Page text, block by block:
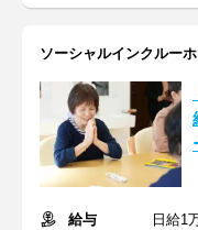
ソーシャルインクルー
給与
日給1